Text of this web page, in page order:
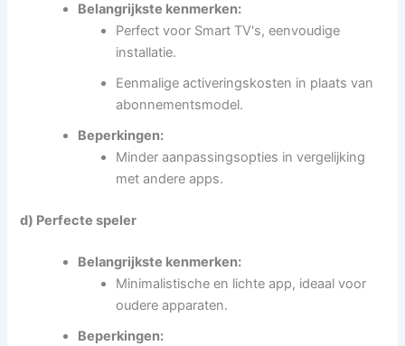
Belangrijkste kenmerken:
Perfect voor Smart TV's, eenvoudige
installatie.
Eenmalige activeringskosten in plaats van
abonnementsmodel.
Beperkingen:
Minder aanpassingsopties in vergelijking
met andere apps.
d) Perfecte speler
Belangrijkste kenmerken:
Minimalistische en lichte app, ideaal voor
oudere apparaten.
Beperkingen: